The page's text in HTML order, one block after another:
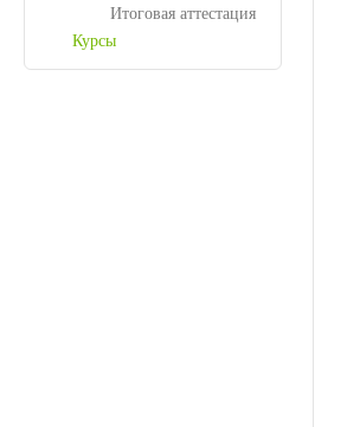
Итоговая аттестация
Курсы